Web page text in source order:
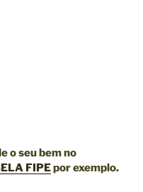
o seu bem no
FIPEpor exemplo.